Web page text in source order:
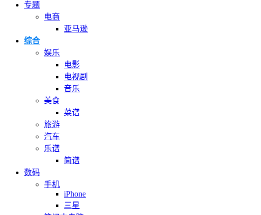
专题
电商
亚马逊
综合
娱乐
电影
电视剧
音乐
美食
菜谱
旅游
汽车
乐谱
简谱
数码
手机
iPhone
三星